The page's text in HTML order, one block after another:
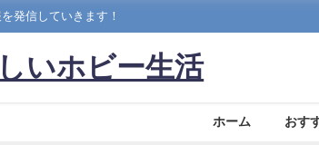
発信していきます！
いホビー生活
ホーム おす